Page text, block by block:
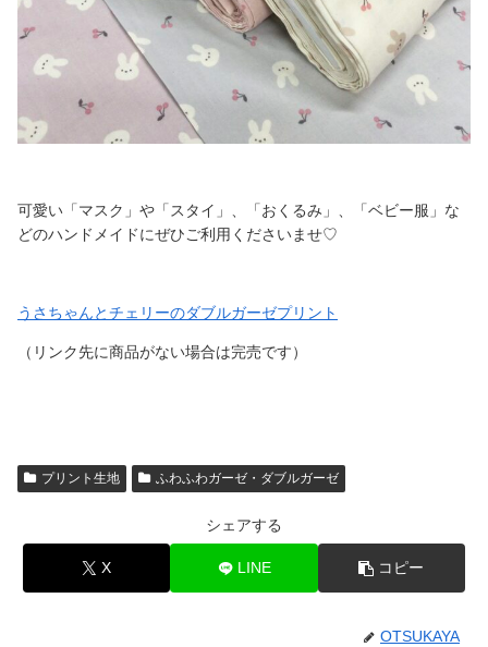
可愛い「マスク」や「スタイ」、「おくるみ」、「ベビー服」な
どのハンドメイドにぜひご利用くださいませ♡
うさちゃんとチェリーのダブルガーゼプリント
（リンク先に商品がない場合は完売です）
プリント生地 ふわふわガーゼ・ダブルガーゼ
シェアする
X LINE コピー
OTSUKAYA